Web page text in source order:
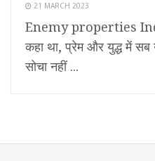
21 MARCH 2023
Enemy properties
कहा था, प्रेम और युद्ध में
सोचा नहीं ...